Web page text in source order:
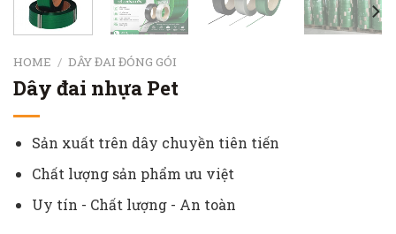
HOME / DÂY ĐAI ĐÓNG GÓI
Dây đai nhựa Pet
Sản xuất trên dây chuyền tiên tiến
Chất lượng sản phẩm ưu việt
Uy tín - Chất lượng - An toàn